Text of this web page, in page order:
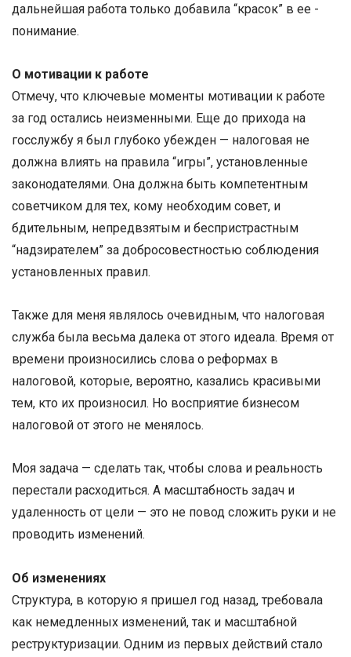
дальнейшая работа только добавила “красок” в ее ­
понимание.
О мотивации к работе
Отмечу, что ключевые моменты мотивации к работе
за год остались неизменными. Еще до прихода на
госслужбу я был глубоко убежден — налоговая не
должна влиять на правила “игры”, установленные
законодателями. Она должна быть компетентным
советчиком для тех, кому необходим совет, и
бдительным, непредвзятым и беспристрастным
“надзирателем” за добросовестностью соблюдения
установленных правил.
Также для меня являлось очевидным, что налоговая
служба была весьма далека от этого идеала. Время от
времени произносились слова о реформах в
налоговой, которые, вероятно, казались красивыми
тем, кто их произносил. Но восприятие бизнесом
налоговой от этого не менялось.
Моя задача — сделать так, чтобы слова и реальность
перестали расходиться. А масштабность задач и
удаленность от цели — это не повод сложить руки и не
проводить изменений.
Об изменениях
Структура, в которую я пришел год назад, требовала
как немедленных изменений, так и масштабной
реструктуризации. Одним из первых действий стало